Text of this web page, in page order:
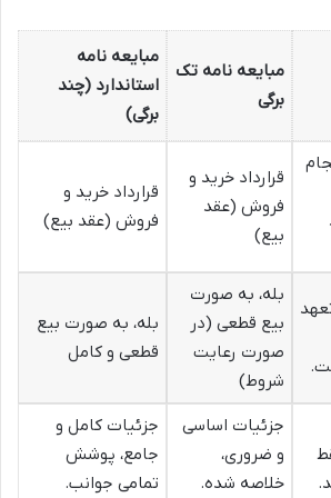
مبایعه نامه تک
برگی
مبایعه نامه
استاندارد (چند
برگی)
قرارداد خرید و
فروش (عقد
بیع)
قرارداد خرید و
فروش (عقد بیع)
بله، به صورت
بیع قطعی (در
صورت رعایت
شروط)
بله، به صورت بیع
قطعی و کامل
جزئیات اساسی
و ضروری،
خلاصه شده.
جزئیات کامل و
جامع، پوشش
تمامی جوانب.